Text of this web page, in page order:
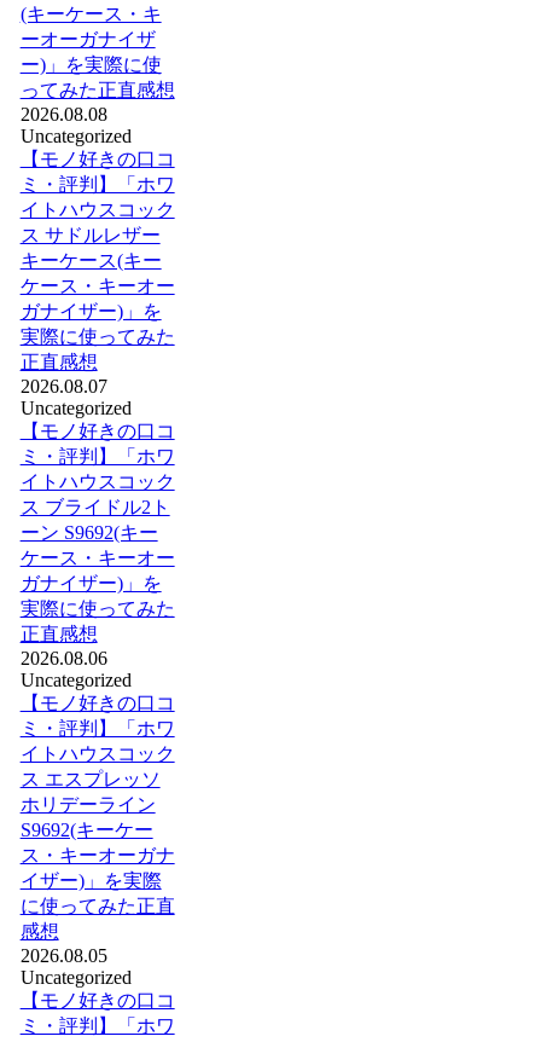
(キーケース・キ
ーオーガナイザ
ー)」を実際に使
ってみた正直感想
2026.08.08
Uncategorized
【モノ好きの口コ
ミ・評判】「ホワ
イトハウスコック
ス サドルレザー
キーケース(キー
ケース・キーオー
ガナイザー)」を
実際に使ってみた
正直感想
2026.08.07
Uncategorized
【モノ好きの口コ
ミ・評判】「ホワ
イトハウスコック
ス ブライドル2ト
ーン S9692(キー
ケース・キーオー
ガナイザー)」を
実際に使ってみた
正直感想
2026.08.06
Uncategorized
【モノ好きの口コ
ミ・評判】「ホワ
イトハウスコック
ス エスプレッソ
ホリデーライン
S9692(キーケー
ス・キーオーガナ
イザー)」を実際
に使ってみた正直
感想
2026.08.05
Uncategorized
【モノ好きの口コ
ミ・評判】「ホワ